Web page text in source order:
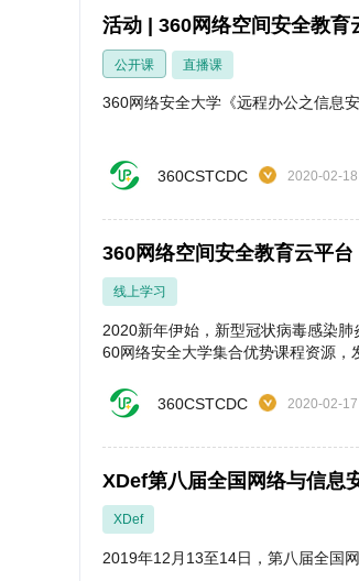
活动 | 360网络空间安全教
公开课 直播课
360网络安全大学《远程办公之信息
360CSTCDC 2020-02-
360网络空间安全教育云平台
线上学习
2020新年伊始，新型冠状病毒感染
60网络安全大学集合优势课程资源，
360CSTCDC
2020-02-
XDef第八届全国网络与信息
XDef
2019年12月13至14日，第八届全国